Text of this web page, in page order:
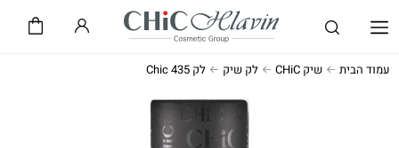
עמוד הבית שיק CHiC לק שיק לק Chic 435